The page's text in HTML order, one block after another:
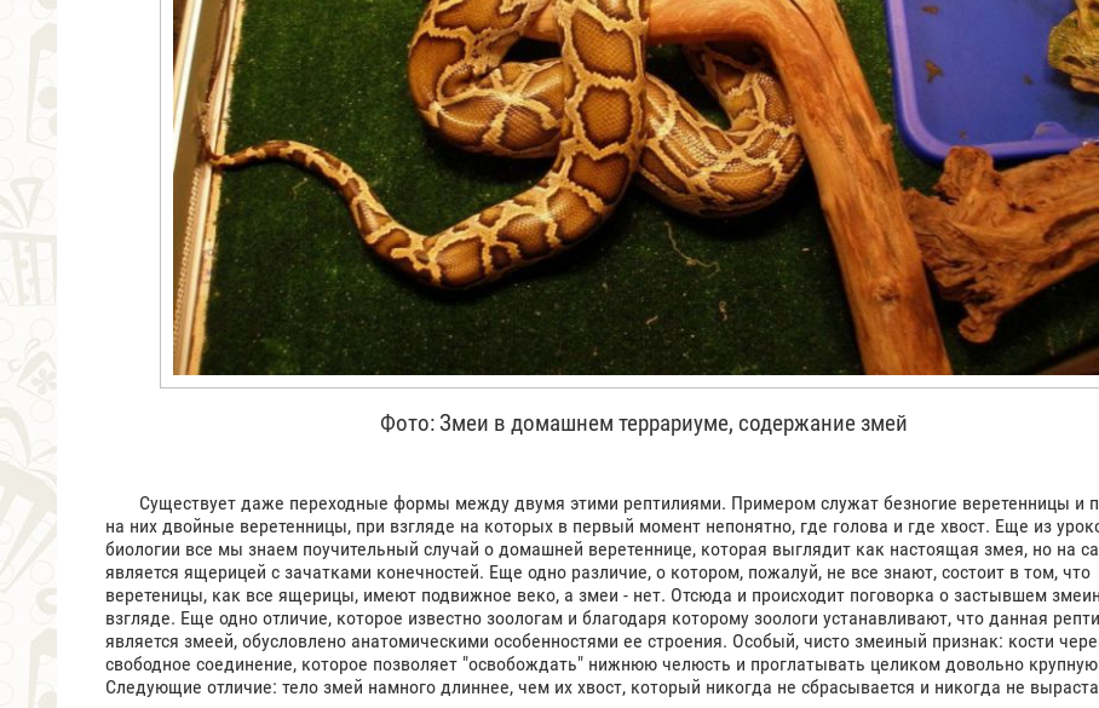
Фото: Змеи в домашнем террариуме, содержание змей
Существует даже переходные формы между двумя этими рептилиями. Примером служат безногие веретенницы и
на них двойные веретенницы, при взгляде на которых в первый момент непонятно, где голова и где хвост. Еще из
биологии все мы знаем поучительный случай о домашней веретеннице, которая выглядит как настоящая змея, но на
является ящерицей с зачатками конечностей. Еще одно различие, о котором, пожалуй, не все знают, состоит в том, что
веретеницы, как все ящерицы, имеют подвижное веко, а змеи - нет. Отсюда и происходит поговорка о застывшем
взгляде. Еще одно отличие, которое известно зоологам и благодаря которому зоологи устанавливают, что данная
является змеей, обусловлено анатомическими особенностями ее строения. Особый, чисто змеиный признак: кости
свободное соединение, которое позволяет "освобождать" нижнюю челюсть и проглатывать целиком довольно
Следующие отличие: тело змей намного длиннее, чем их хвост, который никогда не сбрасывается и никогда не